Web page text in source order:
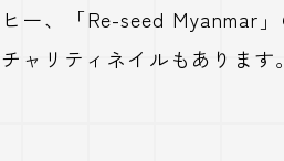
ヒー、「Re-seed Myanmar
チャリティネイルもあります。